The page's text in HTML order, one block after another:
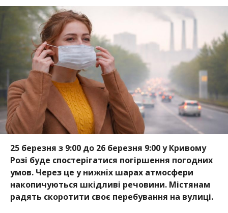
25 березня з 9:00 до 26 березня 9:00 у Кривому
Розі буде спостерігатися погіршення погодних
умов. Через це у нижніх шарах атмосфери
накопичуються шкідливі речовини. Містянам
радять скоротити своє перебування на вулиці.